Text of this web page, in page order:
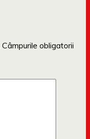
Câmpurile obligatorii